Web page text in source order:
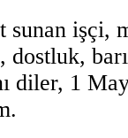
sunan işçi,
dostluk,
diler, 1